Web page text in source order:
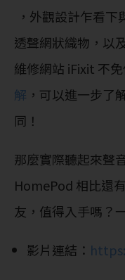
，外觀設計乍看
透聲網狀織物，以
維修網站 iFixit 不
解 ，可以進一步了
同！
那麼實際聽起來聲
HomePod 相比還
友，值得入手嗎？
影片連結：